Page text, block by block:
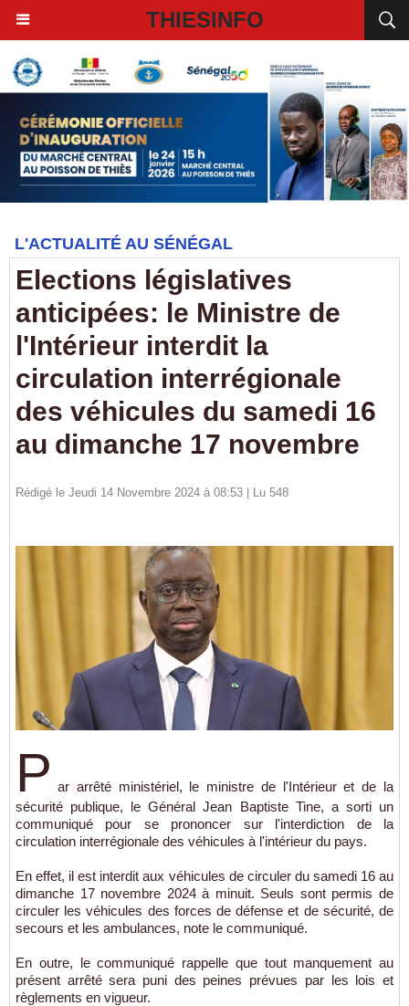
THIESINFO
L'ACTUALITÉ AU SÉNÉGAL
Elections législatives
anticipées: le Ministre de
l'Intérieur interdit la
circulation interrégionale
des véhicules du samedi 16
au dimanche 17 novembre
Rédigé le Jeudi 14 Novembre 2024 à 08:53 | Lu 548
P ar arrêté ministériel, le ministre de l'Intérieur et de la
sécurité publique, le Général Jean Baptiste Tine, a sorti un
communiqué pour se prononcer sur l'interdiction de la
circulation interrégionale des véhicules à l'intérieur du pays.
En effet, il est interdit aux véhicules de circuler du samedi 16 au
dimanche 17 novembre 2024 à minuit. Seuls sont permis de
circuler les véhicules des forces de défense et de sécurité, de
secours et les ambulances, note le communiqué.
En outre, le communiqué rappelle que tout manquement au
présent arrêté sera puni des peines prévues par les lois et
règlements en vigueur.